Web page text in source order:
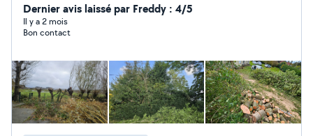
Dernier avis laissé par Freddy : 4/5
Il y a 2 mois
Bon contact